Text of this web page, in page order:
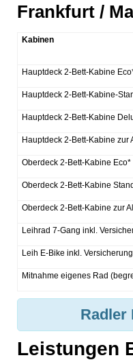
Frankfurt /
Kabinen
Hauptdeck 2-Bett-Kabine
Hauptdeck 2-Bett-Kabine-
Hauptdeck 2-Bett-Kabine
Hauptdeck 2-Bett-Kabine zur
Oberdeck 2-Bett-Kabine Eco*
Oberdeck 2-Bett-Kabine
Oberdeck 2-Bett-Kabine zur
Leihrad 7-Gang inkl.
Leih E-Bike inkl. Versicherung
Mitnahme eigenes Rad
Radler
Leistungen